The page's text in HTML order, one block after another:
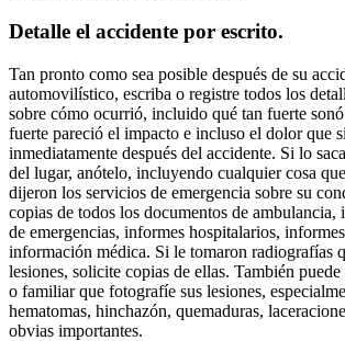
Detalle el accidente por escrito.
Tan pronto como sea posible después de su
automovilístico, escriba o registre todos los
sobre cómo ocurrió, incluido qué tan fuerte
fuerte pareció el impacto e incluso el dolor que
inmediatamente después del accidente. Si lo
del lugar, anótelo, incluyendo cualquier cosa
dijeron los servicios de emergencia sobre su
copias de todos los documentos de ambulancia,
de emergencias, informes hospitalarios,
información médica. Si le tomaron radiografías
lesiones, solicite copias de ellas. También
o familiar que fotografíe sus lesiones,
hematomas, hinchazón, quemaduras,
obvias importantes.